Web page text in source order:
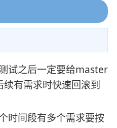
试之后一定要给master
有需求时快速回滚到
时间段有多个需求要按